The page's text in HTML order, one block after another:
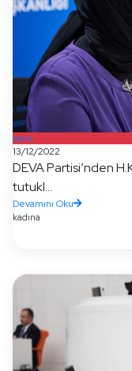
kadına
13/12/2022
DEVA Partisi’nden
tutukl...
Devamını Oku
kadına